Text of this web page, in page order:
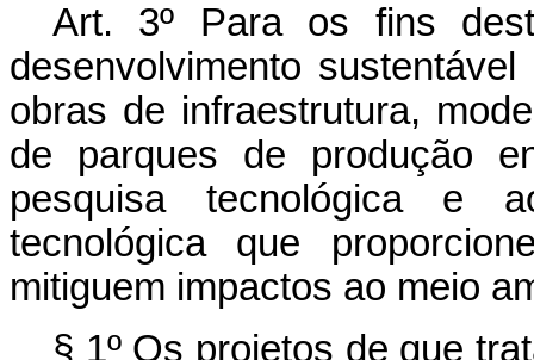
Art. 3º Para os fins
desenvolvimento
obras de infraestrutura,
de parques de produção
pesquisa tecnológica e
tecnológica que
mitiguem impactos ao meio
§ 1º Os projetos de que